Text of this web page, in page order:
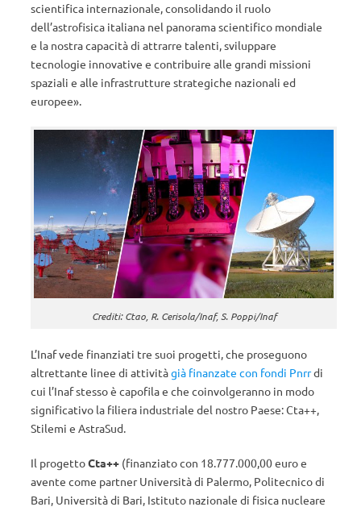
scientifica internazionale, consolidando il ruolo
dell’astrofisica italiana nel panorama scientifico mondiale
e la nostra capacità di attrarre talenti, sviluppare
tecnologie innovative e contribuire alle grandi missioni
spaziali e alle infrastrutture strategiche nazionali ed
europee».
Crediti: Ctao, R. Cerisola/Inaf, S. Poppi/Inaf
L’Inaf vede finanziati tre suoi progetti, che proseguono
altrettante linee di attivitàgià finanzate con fondi Pnrrdi
cui l’Inaf stesso è capofila e che coinvolgeranno in modo
significativo la filiera industriale del nostro Paese: Cta++,
Stilemi e AstraSud.
Il progettoCta++ (finanziato con 18.777.000,00 euro e
avente come partner Università di Palermo, Politecnico di
Bari, Università di Bari, Istituto nazionale di fisica nucleare